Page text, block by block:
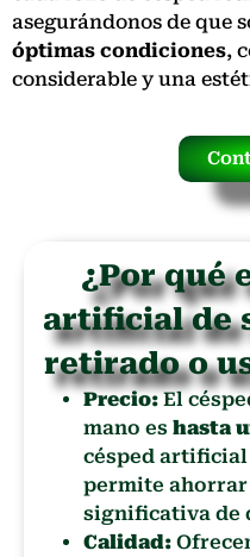
asegurándonos de que
óptimas condiciones,
considerable y una
¿Por qué
artificial de
retirado o
Precio:El
mano es hasta
césped artificial
permite ahorrar
significativa de
Calidad: